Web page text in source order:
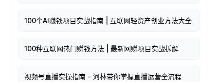
100个AI赚钱项目实战指南 | 互联网轻资产创业方法大全
100种互联网热门赚钱方法 | 最新网赚项目实战拆解
视频号直播实操指南 - 河林带你掌握直播运营全流程